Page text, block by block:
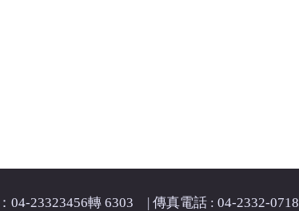
04-23323456轉 6303 | 傳真電話 : 04-2332-0718